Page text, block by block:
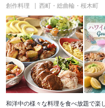
創作料理 西町・総曲輪・桜木町
和洋中の様々な料理を食べ放題で楽